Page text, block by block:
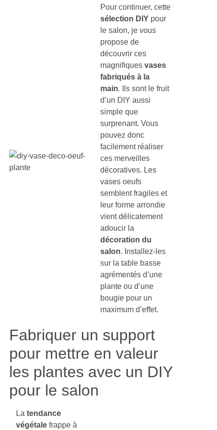
Pour continuer, cette
sélection DIY pour
le salon, je vous
propose de
découvrir ces
magnifiques vases
fabriqués à la
main. Ils sont le fruit
d’un DIY aussi
simple que
surprenant. Vous
pouvez donc
facilement réaliser
ces merveilles
décoratives. Les
vases oeufs
semblent fragiles et
leur forme arrondie
vient délicatement
adoucir la
décoration du
salon. Installez-les
sur la table basse
agrémentés d’une
plante ou d’une
bougie pour un
maximum d’effet.
Fabriquer un support
pour mettre en valeur
les plantes avec un DIY
pour le salon
Latendance
végétale frappe à